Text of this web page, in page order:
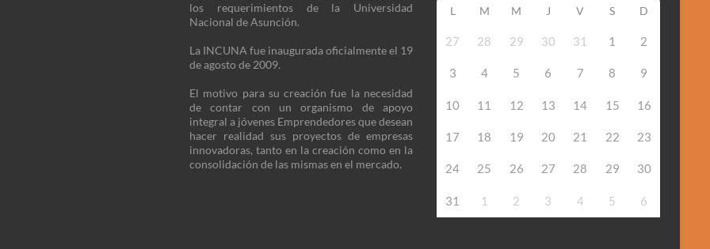
los requerimientos de la Universidad
Nacional de Asunción.
La INCUNA fue inaugurada oficialmente el 19
de agosto de 2009.
El motivo para su creación fue la necesidad
de contar con un organismo de apoyo
integral a jóvenes Emprendedores que desean
hacer realidad sus proyectos de empresas
innovadoras, tanto en la creación como en la
consolidación de las mismas en el mercado.
L M M J V S D
27 28 29 30 31 1 2
3 4 5 6 7 8 9
10 11 12 13 14 15 16
17 18 19 20 21 22 23
24 25 26 27 28 29 30
31 1 2 3 4 5 6